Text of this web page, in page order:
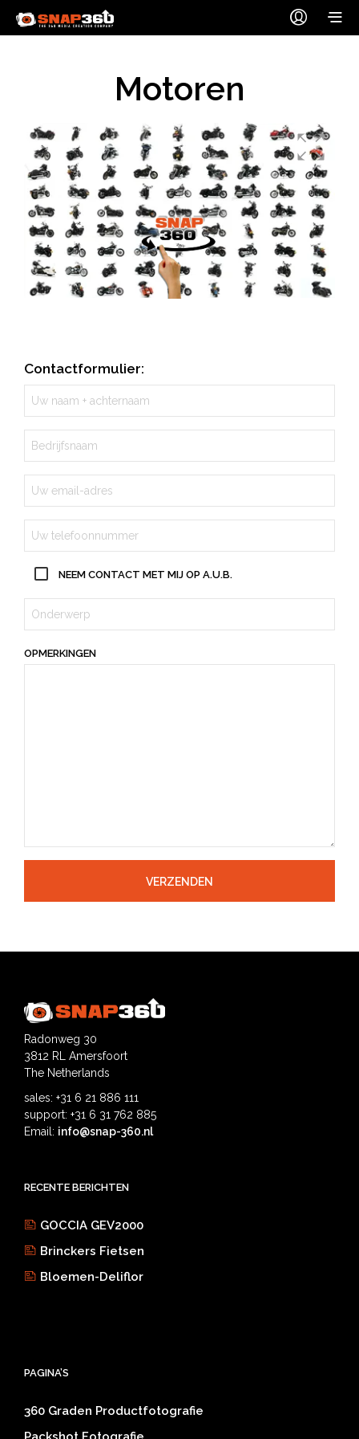
Motoren
Contactformulier:
NEEM CONTACT MET MIJ OP A.U.B.
OPMERKINGEN
Radonweg 30
3812 RL Amersfoort
The Netherlands
sales: +31 6 21 886 111
support: +31 6 31 762 885
Email: info@snap-360.nl
RECENTE BERICHTEN
GOCCIA GEV2000
Brinckers Fietsen
Bloemen-Deliflor
PAGINA’S
360 Graden Productfotografie